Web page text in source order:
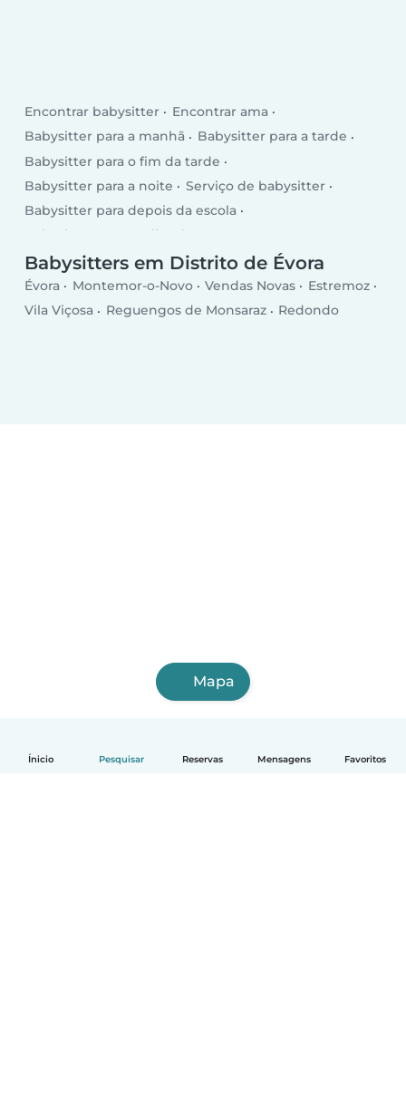
Ínicio Pesquisar Reservas Mensagens Favoritos
Encontrar babysitter
Encontrar ama
Babysitter para a manhã
Babysitter para a tarde
Babysitter para o fim da tarde
Babysitter para a noite
Serviço de babysitter
Babysitter para depois da escola
Babysitter para os dias da semana
Babysitter para o fim de semana
Babysitters em Distrito de Évora
Évora Montemor-o-Novo Vendas Novas
Estremoz
Vila Viçosa
Reguengos de Monsaraz Redondo
Mapa